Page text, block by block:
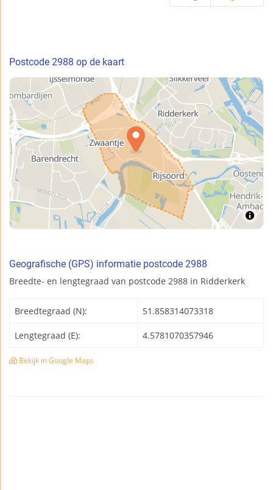
Postcode 2988 op de kaart
Geografische (GPS) informatie postcode 2988
Breedte- en lengtegraad van postcode 2988 in Ridderkerk
Breedtegraad (N): 51.858314073318
Lengtegraad (E): 4.5781070357946
Bekijk in Google Maps